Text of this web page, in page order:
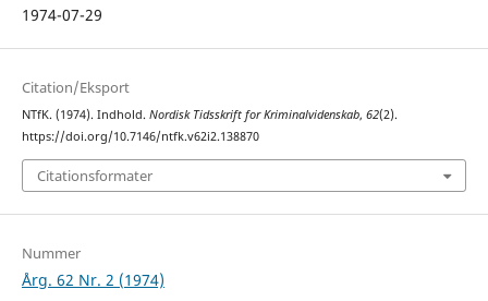
1974-07-29
Citation/Eksport
NTfK. (1974). Indhold. Nordisk Tidsskrift for Kriminalvidenskab, 62(2).
https://doi.org/10.7146/ntfk.v62i2.138870
Citationsformater
Nummer
Årg. 62 Nr. 2 (1974)